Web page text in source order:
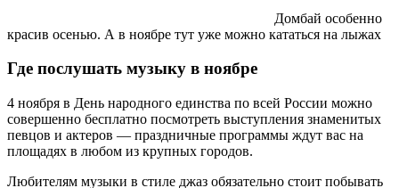
Домбай особенно
красив осенью. А в ноябре тут уже можно кататься на лыжах
Где послушать музыку в ноябре
4 ноября в День народного единства по всей России можно
совершенно бесплатно посмотреть выступления знаменитых
певцов и актеров — праздничные программы ждут вас на
площадях в любом из крупных городов.
Любителям музыки в стиле джаз обязательно стоит побывать